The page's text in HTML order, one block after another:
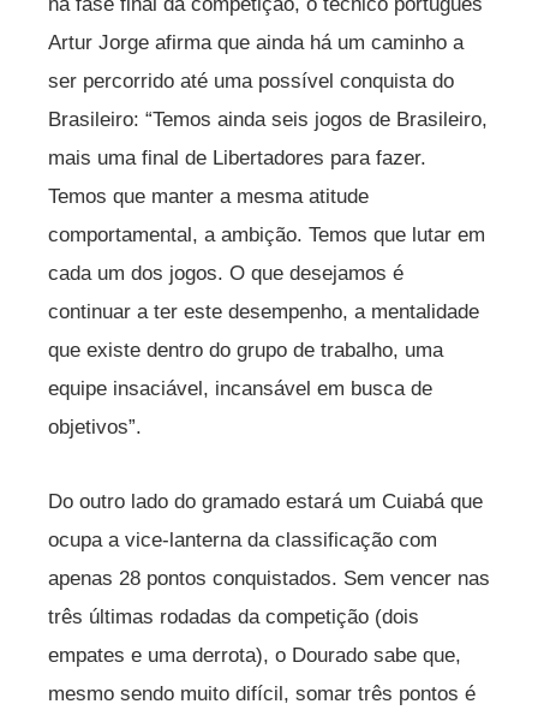
Artur Jorge afirma que ainda há um caminho a
ser percorrido até uma possível conquista do
Brasileiro: “Temos ainda seis jogos de Brasileiro,
mais uma final de Libertadores para fazer.
Temos que manter a mesma atitude
comportamental, a ambição. Temos que lutar em
cada um dos jogos. O que desejamos é
continuar a ter este desempenho, a mentalidade
que existe dentro do grupo de trabalho, uma
equipe insaciável, incansável em busca de
objetivos”.
Do outro lado do gramado estará um Cuiabá que
ocupa a vice-lanterna da classificação com
apenas 28 pontos conquistados. Sem vencer nas
três últimas rodadas da competição (dois
empates e uma derrota), o Dourado sabe que,
mesmo sendo muito difícil, somar três pontos é